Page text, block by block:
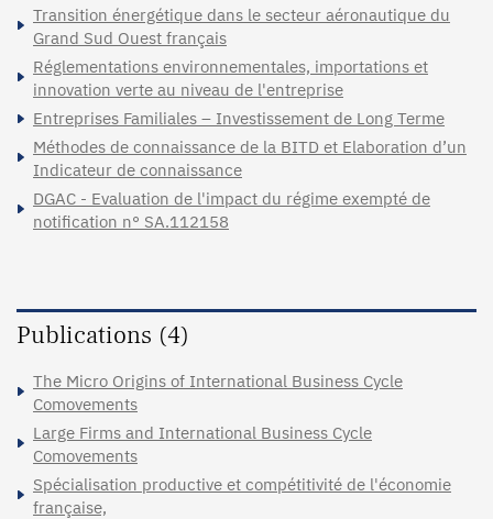
Transition énergétique dans le secteur aéronautique du
Grand Sud Ouest français
Réglementations environnementales, importations et
innovation verte au niveau de l'entreprise
Entreprises Familiales – Investissement de Long Terme
Méthodes de connaissance de la BITD et Elaboration d’un
Indicateur de connaissance
DGAC - Evaluation de l'impact du régime exempté de
notification n° SA.112158
Publications (4)
The Micro Origins of International Business Cycle
Comovements
Large Firms and International Business Cycle
Comovements
Spécialisation productive et compétitivité de l'économie
française,